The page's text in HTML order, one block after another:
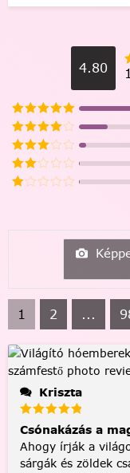
4.80
1 2 ...
Kriszta
Csónakázás a
Ahogy írják a
sárgák és zöldek